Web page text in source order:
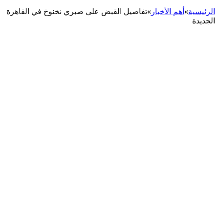
الرئيسية»أهم اﻷخبار »تفاصيل القبض على صبري نخنوخ في القاهرة
الجديدة